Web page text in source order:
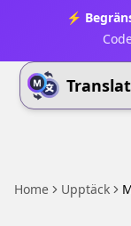
⚡
Home Upptäck